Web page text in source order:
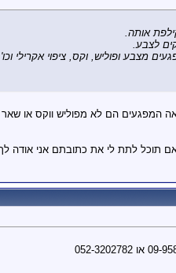
אותה.
לצבע.
מצבע ופוליש, וקס, ציפוי אקרילי
המפגעים הם לא מפוליש ווקס או
תוכל לתת לי את כתובתם אני אודה